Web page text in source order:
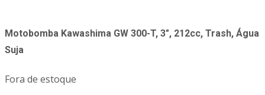
Motobomba Kawashima GW 300-T, 3″, 212cc, Trash, Água
Suja
Fora de estoque